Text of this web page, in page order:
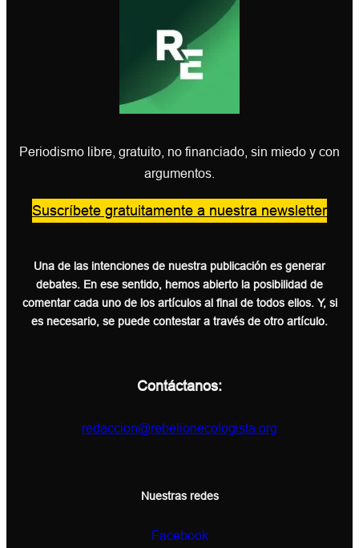
Periodismo libre, gratuito, no financiado, sin miedo y con
argumentos.
Suscríbete gratuitamente a nuestra newsletter
Una de las intenciones de nuestra publicación es generar
debates. En ese sentido, hemos abierto la posibilidad de
comentar cada uno de los artículos al final de todos ellos. Y, si
es necesario, se puede contestar a través de otro artículo.
Contáctanos:
redaccion@rebelionecologista.org
Nuestras redes
Facebook